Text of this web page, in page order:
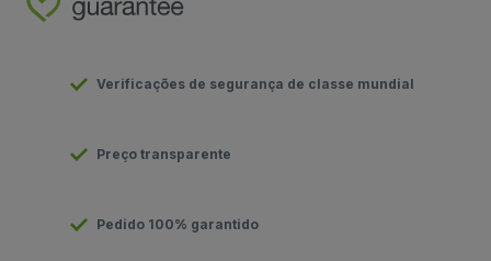
Verificações de segurança de classe mundial
Preço transparente
Pedido 100% garantido